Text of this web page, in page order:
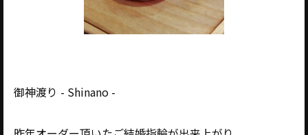
御神渡り - Shinano -